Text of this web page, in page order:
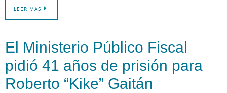
LEER MAS
El Ministerio Público Fiscal
pidió 41 años de prisión para
Roberto “Kike” Gaitán